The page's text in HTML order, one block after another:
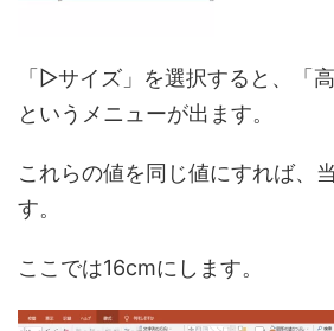
「▷サイズ」を選択すると、「
というメニューが出ます。
これらの値を同じ値にすれば、
す。
ここでは16cmにします。